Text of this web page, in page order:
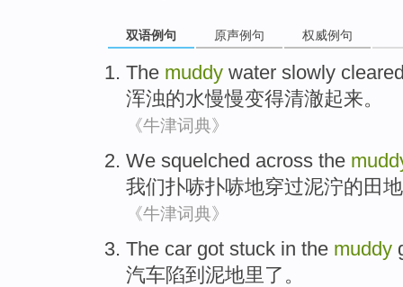
双语例句 原声例句 权威例句
The muddy water slowly
浑浊的水慢慢变得清澈起来。
《牛津词典》
We squelched across the
我们扑哧扑哧地穿过泥泞的 田地
《牛津词典》
The car got stuck in the muddy
汽车陷到 泥地里 了。